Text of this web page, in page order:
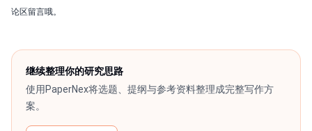
论区留言哦。
继续整理你的研究思路
使用PaperNex将选题、提纲与参考资料整理成完整写作方
案。